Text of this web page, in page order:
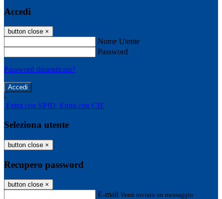
Accedi
button close ×
Nome Utente
Password
Password dimenticata?
-
Entra con SPID Entra con CIE
Seleziona utente
button close ×
Recupero password
button close ×
E-mail Verrà inviato un messaggio